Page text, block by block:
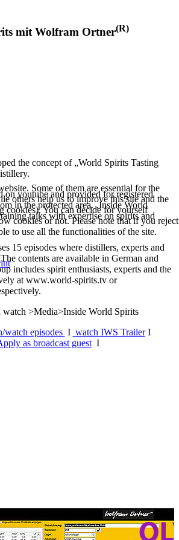
mit Wolfram Ortner(R)
the concept of „World Spirits Tasting
on youtube and provided for registered
in the protected area. ‚Inside World
talks with expertise on spirits and
15 episodes where distillers, experts and
contents are available in German and
includes spirit enthusiasts, experts and the
at www.world-spirits.tv or
watch >Media>Inside World Spirits
watch episodes I watch IWS TrailerI
as broadcast guestI
Some of them are essential for the
others help us to improve this site and the
cookies). You can decide for yourself
cookies or not. Please note that if you reject
to use all the functionalities of the site.